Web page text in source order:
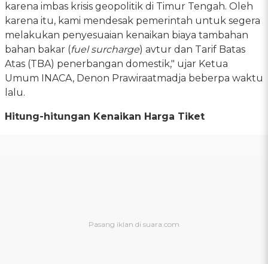
karena imbas krisis geopolitik di Timur Tengah. Oleh
karena itu, kami mendesak pemerintah untuk segera
melakukan penyesuaian kenaikan biaya tambahan
bahan bakar (fuel surcharge) avtur dan Tarif Batas
Atas (TBA) penerbangan domestik," ujar Ketua
Umum INACA, Denon Prawiraatmadja beberpa waktu
lalu.
Hitung-hitungan Kenaikan Harga Tiket